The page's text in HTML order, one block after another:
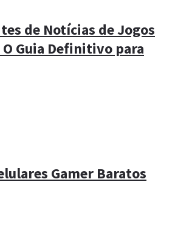
Guia Definitivo para